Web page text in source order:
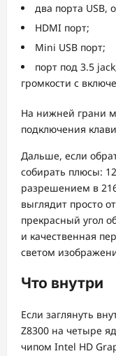
два порта USB,
HDMI порт;
Mini USB порт;
порт под 3.5
громкости с
На нижней грани
подключения
Дальше, если
собирать плюсы:
разрешением в
выглядит просто
прекрасный угол
и качественная
светом
Что внутри
Если заглянуть
Z8300 на четыре
чипом Intel HD